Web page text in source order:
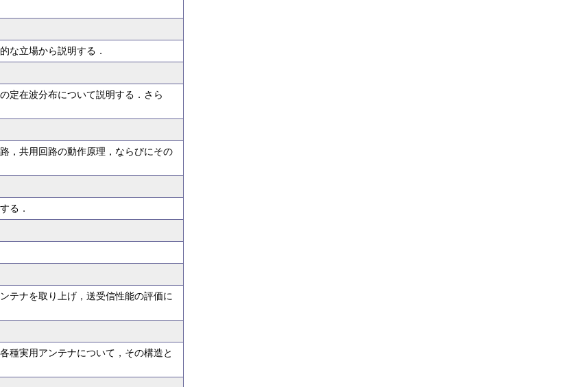
な立場から説明する．
定在波分布について説明する．さら
，共用回路の動作原理，ならびにその
る．
テナを取り上げ，送受信性能の評価に
種実用アンテナについて，その構造と